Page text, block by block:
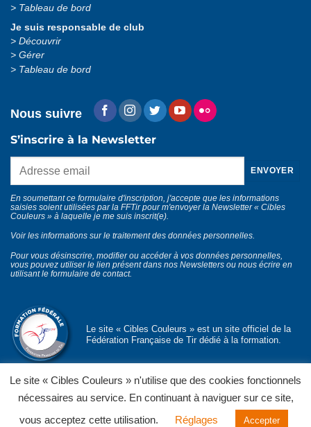
Tableau de bord
Je suis responsable de club
Découvrir
Gérer
Tableau de bord
Nous suivre
S’inscrire à la Newsletter
En soumettant ce formulaire d'inscription, j'accepte que les informations
saisies soient utilisées par la FFTir pour m'envoyer la Newsletter « Cibles
Couleurs » à laquelle je me suis inscrit(e).
Voir les informations sur le traitement des données personnelles.
Pour vous désinscrire, modifier ou accéder à vos données personnelles,
vous pouvez utiliser le lien présent dans nos Newsletters ou nous écrire en
utilisant le formulaire de contact.
Le site « Cibles Couleurs » est un site officiel de la
Fédération Française de Tir dédié à la formation.
© Département formation fédérale
FFTir
CGU et CGV
Contact
Partenaires officiels
Le site « Cibles Couleurs » n'utilise que des cookies fonctionnels
nécessaires au service. En continuant à naviguer sur ce site,
vous acceptez cette utilisation.
Réglages Accepter